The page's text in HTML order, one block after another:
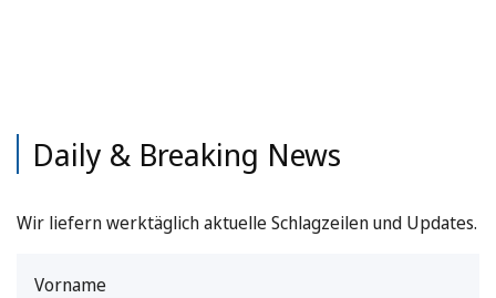
Daily & Breaking News
Wir liefern werktäglich aktuelle Schlagzeilen und Updates.
Vorname